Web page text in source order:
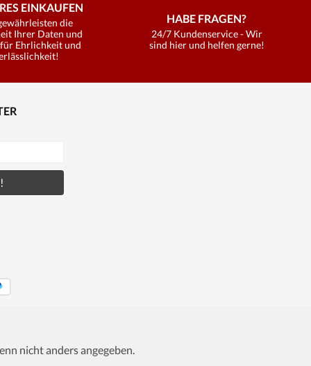
EINKAUFEN
die
Ihrer Daten und
Ehrlichkeit und
HABE FRAGEN?
24/7 Kundenservice - Wir
sind hier und helfen gerne!
nicht anders angegeben.